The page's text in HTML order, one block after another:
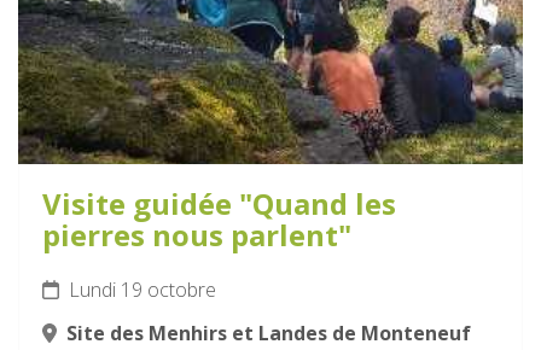
Visite guidée "Quand les
pierres nous parlent"
Lundi 19 octobre
Site des Menhirs et Landes de Monteneuf